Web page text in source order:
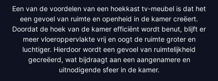
Een van de voordelen van een hoekkast tv-meubel is dat het
een gevoel van ruimte en openheid in de kamer creëert.
Doordat de hoek van de kamer efficiënt wordt benut, blijft er
meer vloeroppervlakte vrij en oogt de ruimte groter en
luchtiger. Hierdoor wordt een gevoel van ruimtelijkheid
gecreëerd, wat bijdraagt aan een aangenamere en
uitnodigende sfeer in de kamer.